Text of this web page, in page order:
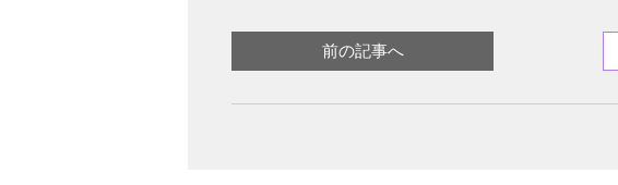
前の記事へ